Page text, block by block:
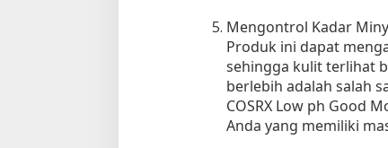
Mengontrol Kadar
Produk ini dapat
sehingga kulit terlihat
berlebih adalah salah
COSRX Low ph Good
Anda yang memiliki